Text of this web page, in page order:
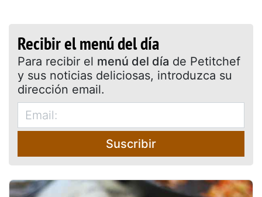
Recibir el menú del día
Para recibir el menú del día de Petitchef
y sus noticias deliciosas, introduzca su
dirección email.
Suscribir